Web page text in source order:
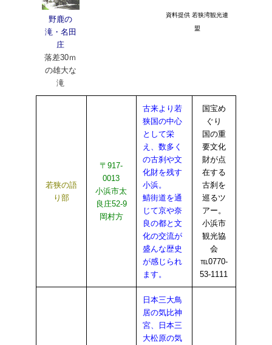
野鹿の
滝・名田
庄
落差30ｍ
の雄大な
滝
資料提供 若狭湾観光連
盟
若狭の語
り部
〒917-
0013
小浜市太
良庄52-9
岡村方
古来より若
狭国の中心
として栄
え、数多く
の古刹や文
化財を残す
小浜。
鯖街道を通
じて京や奈
良の都と文
化の交流が
盛んな歴史
が感じられ
ます。
国宝め
ぐり
国の重
要文化
財が点
在する
古刹を
巡るツ
アー。
小浜市
観光協
会
℡0770-
53-1111
日本三大鳥
居の気比神
宮、日本三
大松原の気